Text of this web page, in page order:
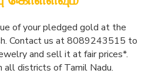
of your pledged gold at the
Contact us at 8089243515 to
and sell it at fair prices*.
all districts of Tamil Nadu.